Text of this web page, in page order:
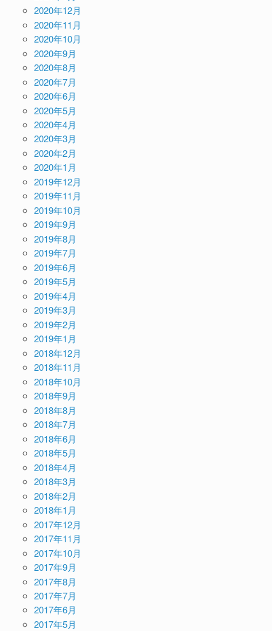
2020年12月
2020年11月
2020年10月
2020年9月
2020年8月
2020年7月
2020年6月
2020年5月
2020年4月
2020年3月
2020年2月
2020年1月
2019年12月
2019年11月
2019年10月
2019年9月
2019年8月
2019年7月
2019年6月
2019年5月
2019年4月
2019年3月
2019年2月
2019年1月
2018年12月
2018年11月
2018年10月
2018年9月
2018年8月
2018年7月
2018年6月
2018年5月
2018年4月
2018年3月
2018年2月
2018年1月
2017年12月
2017年11月
2017年10月
2017年9月
2017年8月
2017年7月
2017年6月
2017年5月